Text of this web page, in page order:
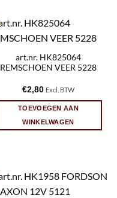
art.nr. HK825064
REMSCHOEN VEER 5228
€2,80 Excl. BTW
TOEVOEGEN AAN
WINKELWAGEN